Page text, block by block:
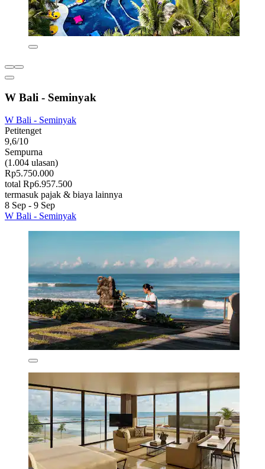
W Bali - Seminyak
W Bali - Seminyak
Petitenget
9,6/10
Sempurna
(1.004 ulasan)
Rp5.750.000
total Rp6.957.500
termasuk pajak & biaya lainnya
8 Sep - 9 Sep
W Bali - Seminyak